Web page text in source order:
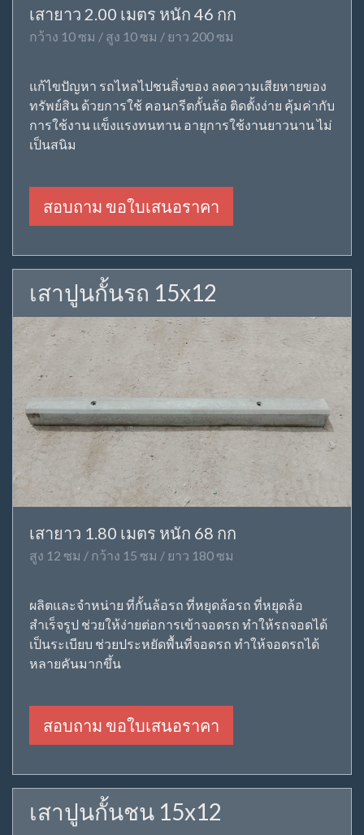
เสายาว 2.00 เมตร หนัก 46 กก
กว้าง 10 ซม / สูง 10 ซม / ยาว 200 ซม
แก้ไขปัญหา รถไหลไปชนสิ่งของ ลดความเสียหายของ
ทรัพย์สิน ด้วยการใช้ คอนกรีตกั้นล้อ ติดตั้งง่าย คุ้มค่ากับ
การใช้งาน แข็งแรงทนทาน อายุการใช้งานยาวนาน ไม่
เป็นสนิม
สอบถาม ขอใบเสนอราคา
เสาปูนกั้นรถ 15x12
เสายาว 1.80 เมตร หนัก 68 กก
สูง 12 ซม / กว้าง 15 ซม / ยาว 180 ซม
ผลิตและจำหน่าย ที่กั้นล้อรถ ที่หยุดล้อรถ ที่หยุดล้อ
สำเร็จรูป ช่วยให้ง่ายต่อการเข้าจอดรถ ทำให้รถจอดได้
เป็นระเบียบ ช่วยประหยัดพื้นที่จอดรถ ทำให้จอดรถได้
หลายคันมากขึ้น
สอบถาม ขอใบเสนอราคา
เสาปูนกั้นชน 15x12